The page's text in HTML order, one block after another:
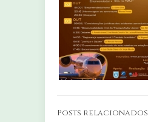
Posts relacionados